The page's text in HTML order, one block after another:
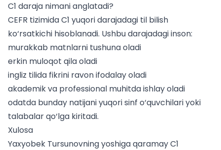
C1 daraja nimani anglatadi?
CEFR tizimida C1 yuqori darajadagi til bilish
ko‘rsatkichi hisoblanadi. Ushbu darajadagi inson:
murakkab matnlarni tushuna oladi
erkin muloqot qila oladi
ingliz tilida fikrini ravon ifodalay oladi
akademik va professional muhitda ishlay oladi
odatda bunday natijani yuqori sinf o‘quvchilari yoki
talabalar qo‘lga kiritadi.
Xulosa
Yaxyobek Tursunovning yoshiga qaramay C1